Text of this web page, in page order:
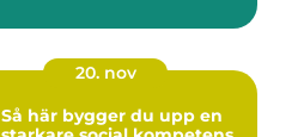
20. nov
Så här bygger du upp en